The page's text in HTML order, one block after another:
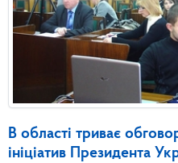
В області триває
ініціатив Президента